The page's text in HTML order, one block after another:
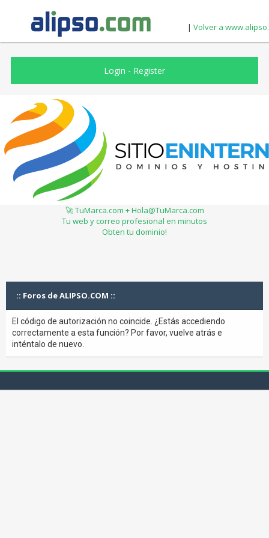
| Volver a
Login - Register
🚀 TuMarca.com + Hola@TuMarca.com
Tu web y correo profesional en minutos
Obten tu dominio!
:: Foros de ALIPSO.COM ::
El código de autorización no coincide. ¿Estás accediendo
correctamente a esta función? Por favor, vuelve atrás e
inténtalo de nuevo.